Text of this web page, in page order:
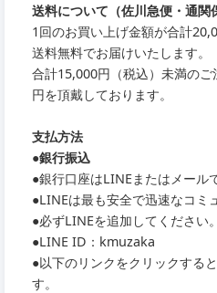
送料について（佐川急便・通関
1回のお買い上げ金額が合計
送料無料でお届けいたします。
合計15,000円（税込）未満の
円を頂戴しております。
支払方法
●銀行振込
●銀行口座はLINEまたはメール
●LINEは最も安全で迅速なコミ
●必ずLINEを追加してください。
●LINE ID：kmuzaka
●以下のリンクをクリックする
す。